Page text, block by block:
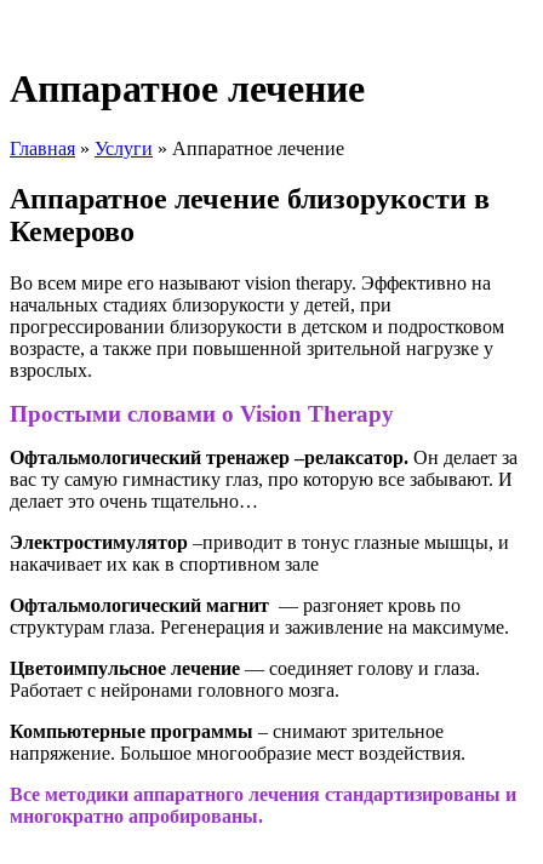
Аппаратное лечение
Главная » Услуги » Аппаратное лечение
Аппаратное лечение близорукости в
Кемерово
Во всем мире его называют vision therapy. Эффективно на
начальных стадиях близорукости у детей, при
прогрессировании близорукости в детском и подростковом
возрасте, а также при повышенной зрительной нагрузке у
взрослых.
Простыми словами о Vision Therapy
Офтальмологический тренажер –релаксатор. Он делает за
вас ту самую гимнастику глаз, про которую все забывают. И
делает это очень тщательно…
Электростимулятор –приводит в тонус глазные мышцы, и
накачивает их как в спортивном зале
Офтальмологический магнит — разгоняет кровь по
структурам глаза. Регенерация и заживление на максимуме.
Цветоимпульсное лечение — соединяет голову и глаза.
Работает с нейронами головного мозга.
Компьютерные программы – снимают зрительное
напряжение. Большое многообразие мест воздействия.
Все методики аппаратного лечения стандартизированы и
многократно апробированы.